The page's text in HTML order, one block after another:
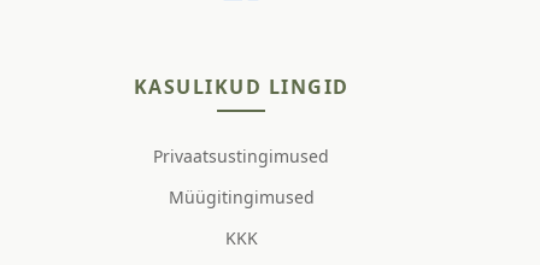
KASULIKUD LINGID
Privaatsustingimused
Müügitingimused
KKK